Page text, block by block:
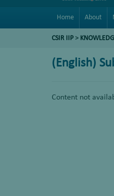
Home About
CSIR IIP >
(English)
Content not